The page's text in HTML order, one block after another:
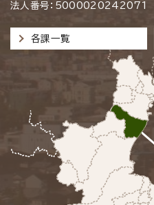
法人番号：5000020242071
各課一覧